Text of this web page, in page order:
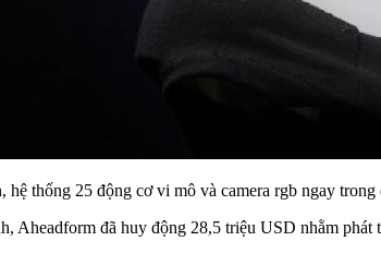
thống 25 động cơ vi mô và camera rgb ngay
Aheadform đã huy động 28,5 triệu USD nhằm